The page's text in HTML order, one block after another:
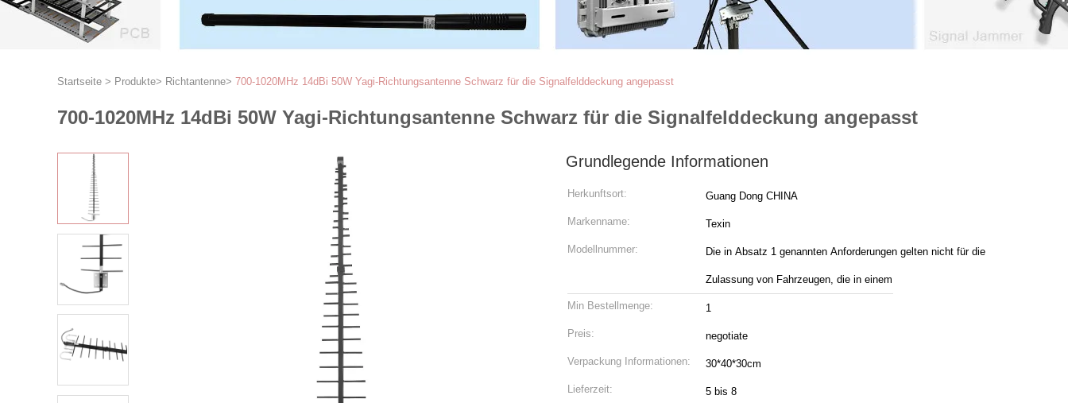
Startseite > Produkte> Richtantenne> 700-1020MHz 14dBi 50W Yagi-Richtungsantenne Schwarz für die Signalfelddeckung angepasst
700-1020MHz 14dBi 50W Yagi-Richtungsantenne Schwarz für die Signalfelddeckung angepasst
Grundlegende Informationen
Herkunftsort: Guang Dong CHINA
Markenname: Texin
Modellnummer: Die in Absatz 1 genannten Anforderungen gelten nicht für die
Zulassung von Fahrzeugen, die in einem
Min Bestellmenge: 1
Preis: negotiate
Verpackung Informationen: 30*40*30cm
Lieferzeit: 5 bis 8